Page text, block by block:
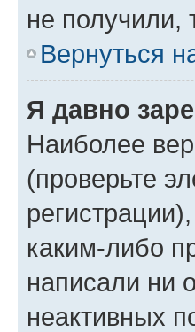
не получили,
Вернуться
Я давно
Наиболее
(проверьте
каким-либо
написали ни
неактивных